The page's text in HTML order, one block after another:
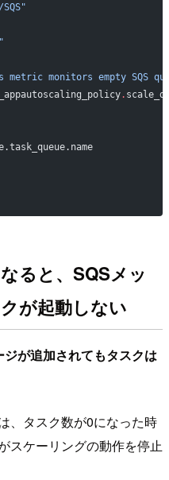
monitors empty SQS
.
ると、SQSメッ
が起動しない
が追加されてもタスクは
、タスク数が0になった時
スケーリングの動作を停止